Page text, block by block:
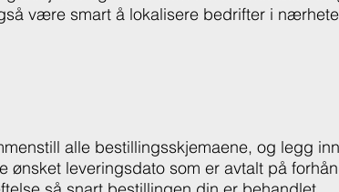
være smart å lokalisere bedrifter i
alle bestillingsskjemaene, og legg
ønsket leveringsdato som er avtalt på